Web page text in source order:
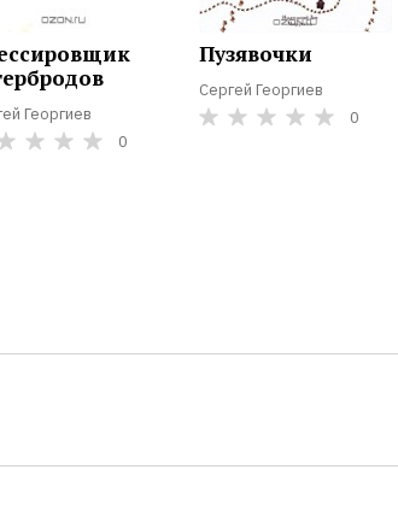
Георгиев
0
Пузявочки
Сергей Георгиев
0